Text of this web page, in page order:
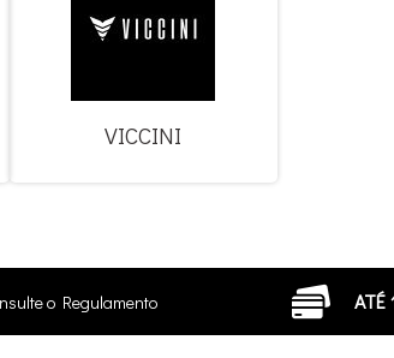
VICCINI
o Regulamento ATÉ